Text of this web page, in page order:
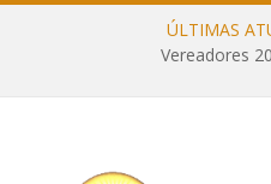
ÚLTIMAS
Vereadores